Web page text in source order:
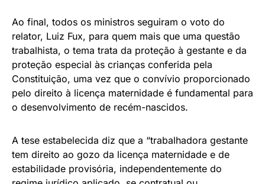
Ao final, todos os ministros seguiram o voto do
relator, Luiz Fux, para quem mais que uma questão
trabalhista, o tema trata da proteção à gestante e da
proteção especial às crianças conferida pela
Constituição, uma vez que o convívio proporcionado
pelo direito à licença maternidade é fundamental para
o desenvolvimento de recém-nascidos.
A tese estabelecida diz que a “trabalhadora gestante
tem direito ao gozo da licença maternidade e de
estabilidade provisória, independentemente do